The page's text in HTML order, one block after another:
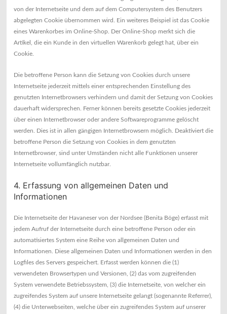
von der Internetseite und dem auf dem Computersystem des Benutzers
abgelegten Cookie übernommen wird. Ein weiteres Beispiel ist das Cookie
eines Warenkorbes im Online-Shop. Der Online-Shop merkt sich die
Artikel, die ein Kunde in den virtuellen Warenkorb gelegt hat, über ein
Cookie.
Die betroffene Person kann die Setzung von Cookies durch unsere
Internetseite jederzeit mittels einer entsprechenden Einstellung des
genutzten Internetbrowsers verhindern und damit der Setzung von Cookies
dauerhaft widersprechen. Ferner können bereits gesetzte Cookies jederzeit
über einen Internetbrowser oder andere Softwareprogramme gelöscht
werden. Dies ist in allen gängigen Internetbrowsern möglich. Deaktiviert die
betroffene Person die Setzung von Cookies in dem genutzten
Internetbrowser, sind unter Umständen nicht alle Funktionen unserer
Internetseite vollumfänglich nutzbar.
4. Erfassung von allgemeinen Daten und
Informationen
Die Internetseite der Havaneser von der Nordsee (Benita Böge) erfasst mit
jedem Aufruf der Internetseite durch eine betroffene Person oder ein
automatisiertes System eine Reihe von allgemeinen Daten und
Informationen. Diese allgemeinen Daten und Informationen werden in den
Logfiles des Servers gespeichert. Erfasst werden können die (1)
verwendeten Browsertypen und Versionen, (2) das vom zugreifenden
System verwendete Betriebssystem, (3) die Internetseite, von welcher ein
zugreifendes System auf unsere Internetseite gelangt (sogenannte Referrer),
(4) die Unterwebseiten, welche über ein zugreifendes System auf unserer